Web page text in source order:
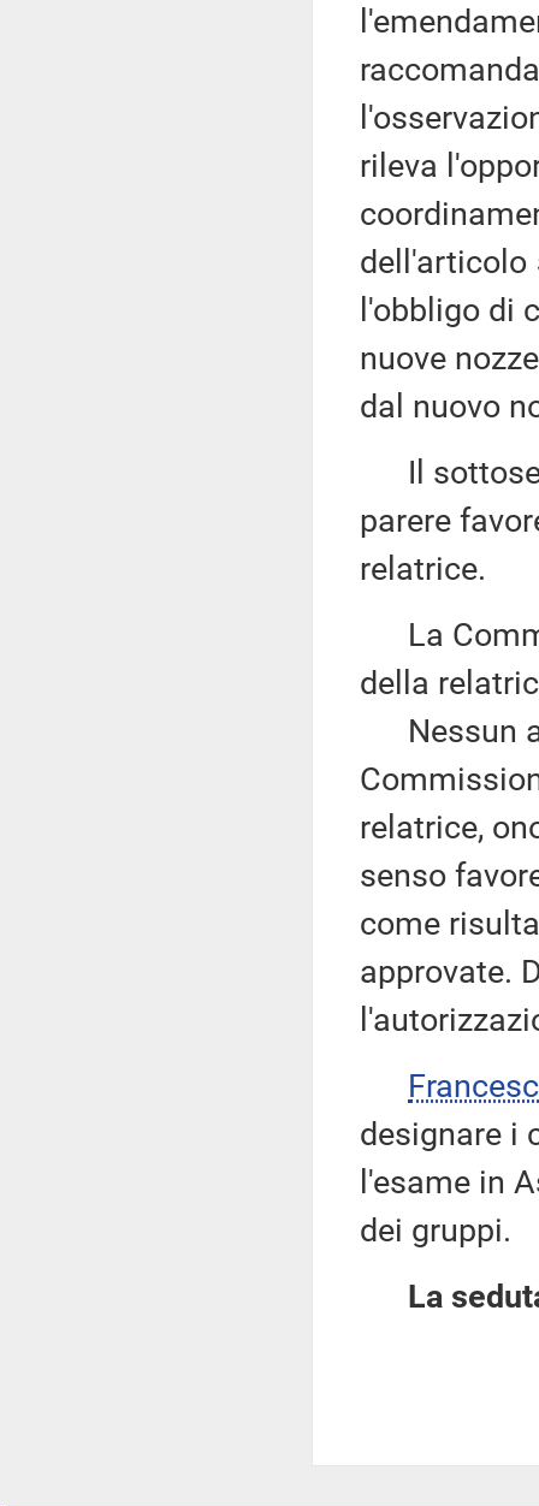
rileva
dell'articolo
l'obbligo di
nuove
dal nuovo
Il
parere
relatrice.
La
della
Nessun
relatrice,
senso
come
approvate.
designare i
l'esame in
dei gruppi.
La